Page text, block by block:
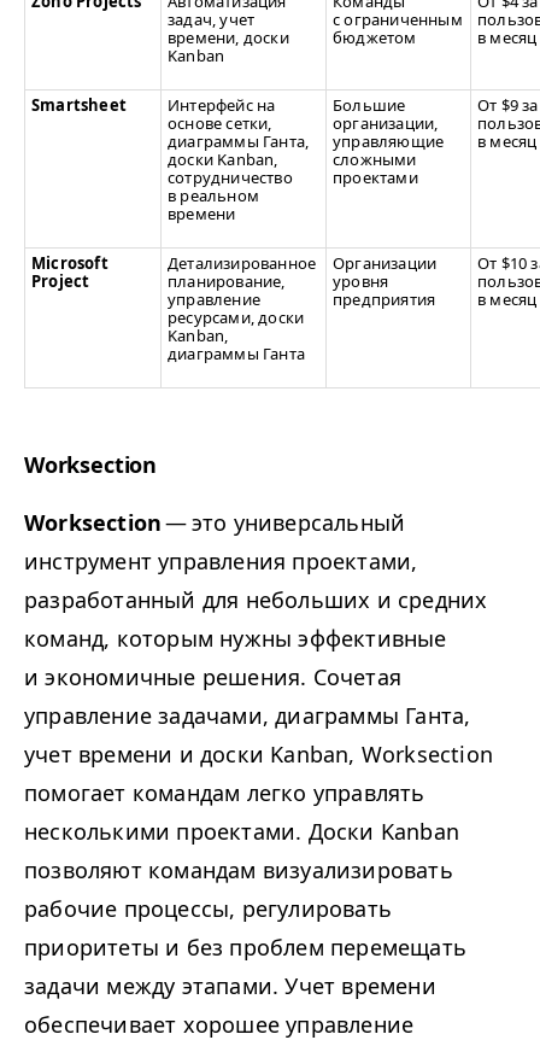
задач, учет
времени, доски
Kanban
с ограниченным
бюджетом
в месяц
Smartsheet
Интерфейс на
основе сетки,
диаграммы Ганта,
доски Kanban,
сотрудничество
в реальном
времени
Большие
организации,
управляющие
сложными
проектами
От $9 за
в месяц
Microsoft
Project
Детализированное
планирование,
управление
ресурсами, доски
Kanban,
диаграммы Ганта
Организации
уровня
предприятия
От $10
в месяц
Worksection
Worksection— это универсальный
инструмент управления проектами,
разработанный для небольших и средних
команд, которым нужны эффективные
и экономичные решения. Сочетая
управление задачами, диаграммы Ганта,
учет времени и доски Kanban, Worksection
помогает командам легко управлять
несколькими проектами. Доски Kanban
позволяют командам визуализировать
рабочие процессы, регулировать
приоритеты и без проблем перемещать
задачи между этапами. Учет времени
обеспечивает хорошее управление